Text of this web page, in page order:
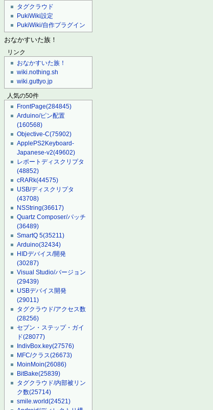
タグクラウド
PukiWiki設定
PukiWiki/自作プラグイン
おなかすいた族！
リンク
おなかすいた族！
wiki.nothing.sh
wiki.guttyo.jp
人気の50件
FrontPage(284845)
Arduino/ピン配置
(160568)
Objective-C(75902)
ApplePS2Keyboard-
Japanese-v2(49602)
レポートディスクリプタ
(48852)
cRARk(44575)
USB/ディスクリプタ
(43708)
NSString(36617)
Quartz Composer/パッチ
(36489)
SmartQ 5(35211)
Arduino(32434)
HIDデバイス/開発
(30287)
Visual Studio/バージョン
(29439)
USBデバイス開発
(29011)
タグクラウド/アクセス数
(28256)
セブン・ステップ・ガイ
ド(28077)
IndivBox.key(27576)
MFC/クラス(26673)
MoinMoin(26086)
BitBake(25839)
タグクラウド/内部被リン
ク数(25714)
smile.world(24521)